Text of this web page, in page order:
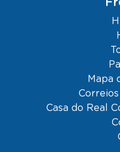
Mapa
Casa do Real